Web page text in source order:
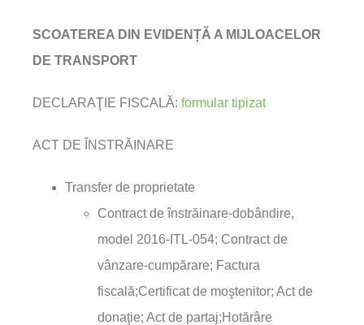
SCOATEREA DIN EVIDENȚĂ A MIJLOACELOR
DE TRANSPORT
DECLARAŢIE FISCALĂ: formular tipizat
ACT DE ÎNSTRĂINARE
Transfer de proprietate
Contract de înstrăinare-dobândire,
model 2016-ITL-054; Contract de
vânzare-cumpărare; Factura
fiscală;Certificat de moştenitor; Act de
donaţie; Act de partaj;Hotărâre